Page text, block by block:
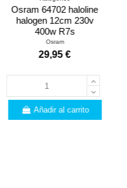
OSRAM-LEDVANCE
PARATHOM PAR16
LED 220V 6,9W 4000K
60º GU10
Osram
Añadir al carrito